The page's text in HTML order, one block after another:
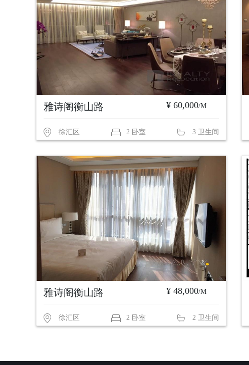
雅诗阁衡山路 ¥ 60,000/M
徐汇区 2 卧室 3 卫生间
雅诗阁衡山路 ¥ 48,000/M
徐汇区 2 卧室 2 卫生间